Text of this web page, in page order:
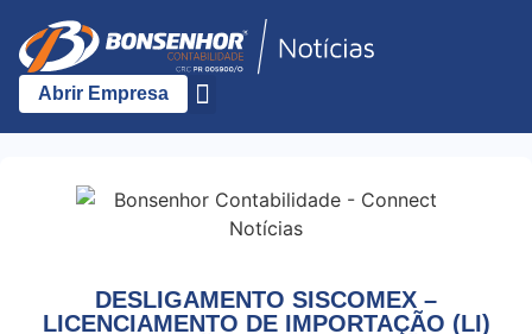
Abrir Empresa
DESLIGAMENTO SISCOMEX –
LICENCIAMENTO DE IMPORTAÇÃO (LI)